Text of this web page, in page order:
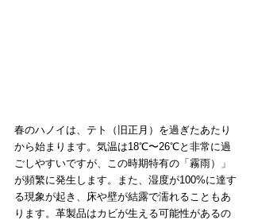
春のハノイは、テト（旧正月）を過ぎたあたり
から始まります。気温は18℃〜26℃と非常に過
ごしやすいですが、この時期特有の「霧雨）」
が頻繁に発生します。また、湿度が100%に達す
る現象が起き、床や壁が結露で濡れることもあ
ります。革製品はカビが生える可能性があるの